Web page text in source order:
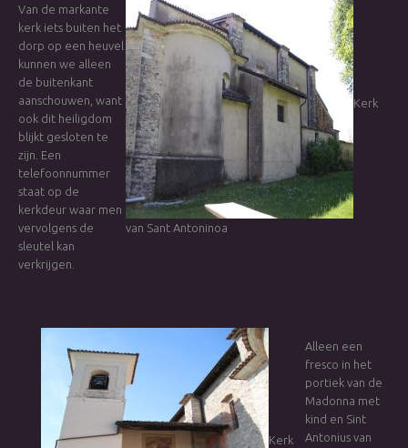
Kerk
van Sant Antoninoa
Van de markante
kerk iets buiten het
dorp op een heuvel
kunnen we alleen
de buitenkant
aanschouwen, want
ook dit heiligdom
blijkt gesloten te
zijn. Een
telefoonnummer
staat op de
kerkdeur waar men
vervolgens de
sleutel kan
verkrijgen.
Kerk
Alleen een
fresco in het
portiek van de
Madonna met
kind en Sint
Antonius van